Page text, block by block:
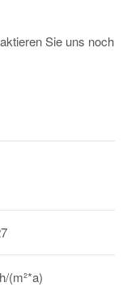
Sie uns noch
(m²*a)